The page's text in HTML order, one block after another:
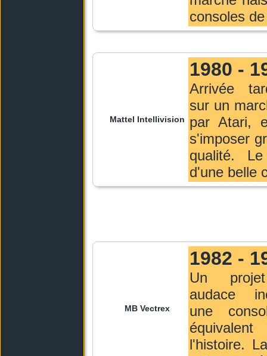
consoles
Mattel Intellivision
1980 -
Arrivée
sur un
par Atari,
s'imposer
qualité.
d'une belle
MB Vectrex
1982 -
Un
audace
une
l'histoire.